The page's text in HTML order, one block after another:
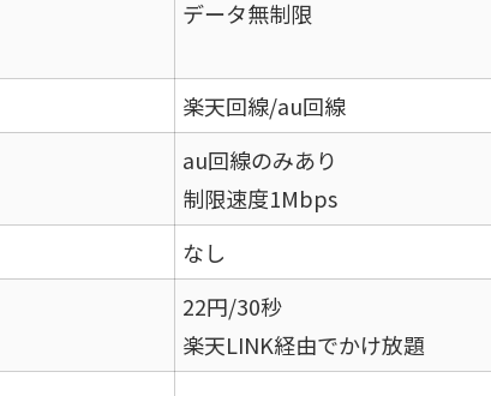
データ無制限
楽天回線/au回線
au回線のみあり
制限速度1Mbps
なし
22円/30秒
楽天LINK経由でかけ放題